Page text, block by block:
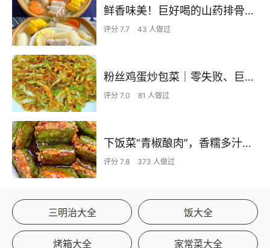
鲜香味美！巨好喝的山药排骨汤！！
评分 7.7 43 人做过
粉丝鸡蛋炒包菜｜零失败、巨下饭
评分 7.0 81 人做过
下饭菜“青椒酿肉”，香糯多汁鲜嫩下饭
评分 7.8 373 人做过
三明治大全 饭大全
烤箱大全 家常菜大全